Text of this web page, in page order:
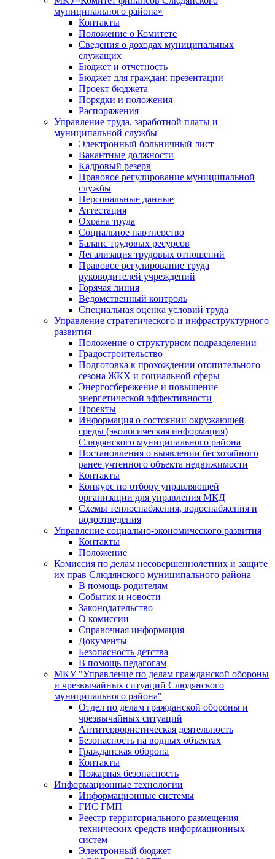
муниципального района»
Контакты
Положение о Комитете
Сведения о доходах муниципальных
служащих
Бюджет и отчетность
Бюджет для граждан: презентации
Проект бюджета
Порядки и положения
Распоряжения
Управление труда, заработной платы и
муниципальной службы
Электронный больничный лист
Вакантные должности
Кадровый резерв
Правовое регулирование муниципальной
службы
Персональные данные
Аттестация
Охрана труда
Социальное партнерство
Баланс трудовых ресурсов
Легализация трудовых отношений
Правовое регулирование труда
руководителей учреждений
Горячая линия
Ведомственный контроль
Специальная оценка условий труда
Управление стратегического и инфраструктурного
развития
Положение о структурном подразделении
Градостроительство
Подготовка к прохождении отопительного
сезона ЖКХ и социальной сферы
Энергосбережение и повышение
энергетической эффективности
Проекты
Информация о состоянии окружающей
среды (экологическая информация)
Слюдянского муниципального района
Постановления о выявлении бесхозяйного
ранее учтенного объекта недвижимости
Контакты
Конкурс по отбору управляющей
организации для управления МКД
Схемы теплоснабжения, водоснабжения и
водоотведения
Управление социально-экономического развития
Контакты
Положение
Комиссия по делам несовершеннолетних и защите
их прав Слюдянского муниципального района
В помощь родителям
События и новости
Законодательство
О комиссии
Справочная информация
Документы
Безопасность детства
В помощь педагогам
МКУ "Управление по делам гражданской обороны
и чрезвычайных ситуаций Слюдянского
муниципального района"
Отдел по делам гражданской обороны и
чрезвычайных ситуаций
Антитеррористическая деятельность
Безопасность на водных объектах
Гражданская оборона
Контакты
Пожарная безопасность
Информационные технологии
Информационные системы
ГИС ГМП
Реестр территориального размещения
технических средств информационных
систем
Электронный бюджет